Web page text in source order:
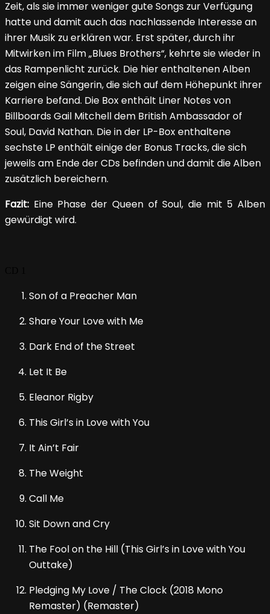
Zeit, als sie immer weniger gute Songs zur Verfügung
hatte und damit auch das nachlassende Interesse an
ihrer Musik zu erklären war. Erst später, durch ihr
Mitwirken im Film „Blues Brothers“, kehrte sie wieder in
das Rampenlicht zurück. Die hier enthaltenen Alben
zeigen eine Sängerin, die sich auf dem Höhepunkt ihrer
Karriere befand. Die Box enthält Liner Notes von
Billboards Gail Mitchell dem British Ambassador of
Soul, David Nathan. Die in der LP-Box enthaltene
sechste LP enthält einige der Bonus Tracks, die sich
jeweils am Ende der CDs befinden und damit die Alben
zusätzlich bereichern.
Fazit: Eine Phase der Queen of Soul, die mit 5 Alben
gewürdigt wird.
Son of a Preacher Man
Share Your Love with Me
Dark End of the Street
Let It Be
Eleanor Rigby
This Girl’s in Love with You
It Ain’t Fair
The Weight
Call Me
Sit Down and Cry
The Fool on the Hill (This Girl’s in Love with You
Outtake)
Pledging My Love / The Clock (2018 Mono
Remaster) (Remaster)